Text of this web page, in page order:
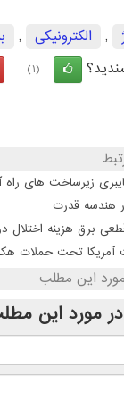
, الكترونیكی ,
(1)
زیرساخت های راه
هندسه قدرت
برق هزینه اختلال
آمریکا تحت حملات
این مطلب
در مورد این